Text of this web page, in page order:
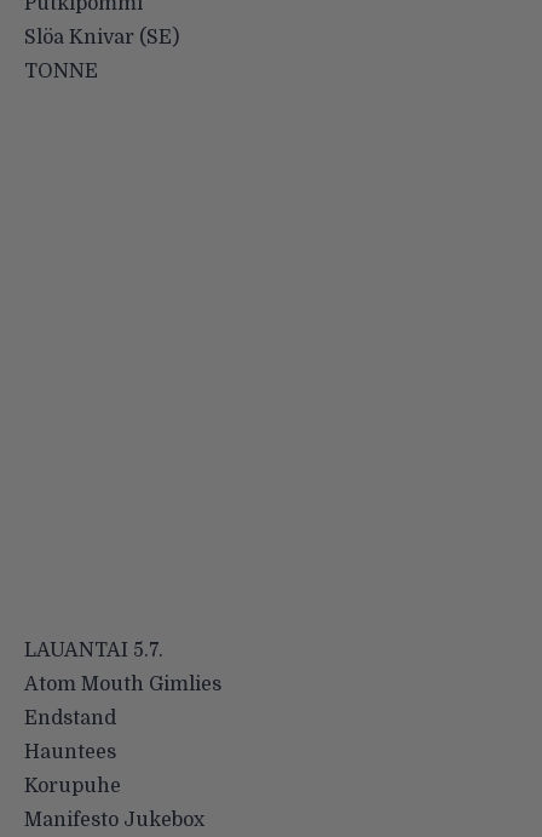
Slöa Knivar (SE)
TONNE
LAUANTAI 5.7.
Atom Mouth Gimlies
Endstand
Hauntees
Korupuhe
Manifesto Jukebox